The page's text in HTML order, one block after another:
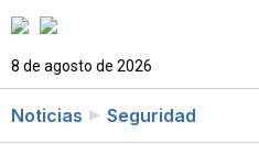
8 de agosto de 2026
Noticias Seguridad